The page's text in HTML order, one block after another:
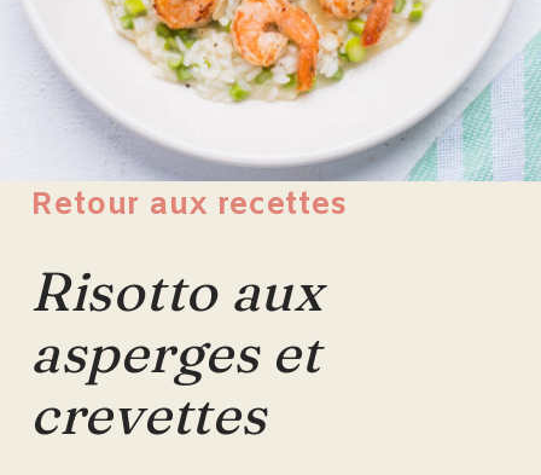
Retour aux recettes
Risotto aux
asperges et
crevettes